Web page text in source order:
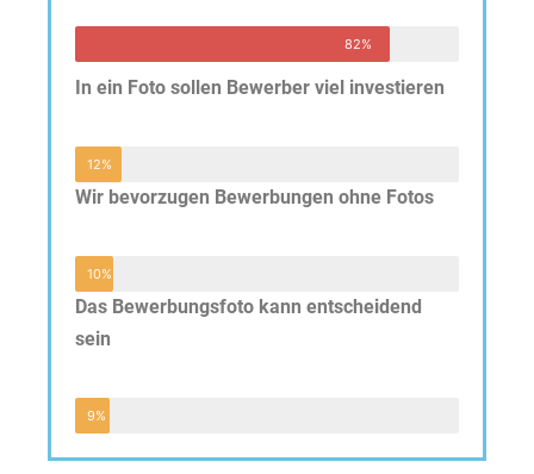
82%
In ein Foto sollen Bewerber viel investieren
12%
Wir bevorzugen Bewerbungen ohne Fotos
10%
Das Bewerbungsfoto kann entscheidend
sein
9%